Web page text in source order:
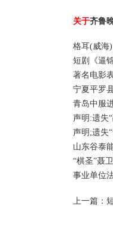
关于齐鲁
格耳(威海
短剧《逼
著名电影
宁夏平罗
青岛中服
声明:遗失
声明;遗失
山东谷泰
“棋圣”聂
事业单位
上一篇：